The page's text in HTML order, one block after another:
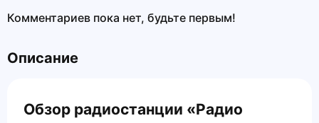
Комментариев пока нет, будьте первым!
Описание
Обзор радиостанции «Радио